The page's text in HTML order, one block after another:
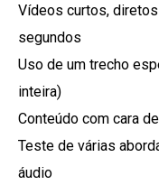
Vídeos curtos,
segundos
Uso de um trecho
inteira)
Conteúdo com cara
Teste de várias
áudio